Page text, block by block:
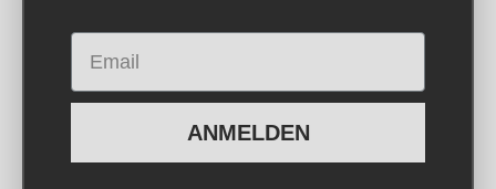
Email
ANMELDEN